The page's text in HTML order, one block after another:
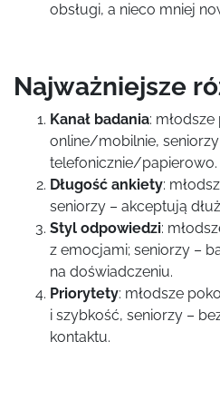
obsługi, a nieco mniej
Najważniejsze
Kanał badania:
online/mobilnie,
telefonicznie/papierowo.
Długość ankiety:
seniorzy – akceptują
Styl odpowiedzi:
z emocjami; seniorzy –
na doświadczeniu.
Priorytety: młodsze
i szybkość, seniorzy –
kontaktu.